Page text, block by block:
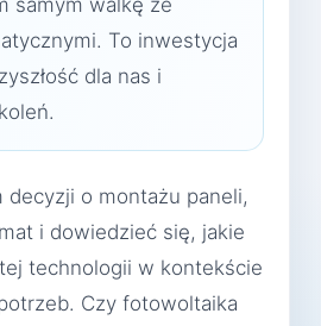
samym walkę ze
To inwestycja
dla nas i
decyzji o montażu paneli,
i dowiedzieć się, jakie
technologii w kontekście
Czy fotowoltaika